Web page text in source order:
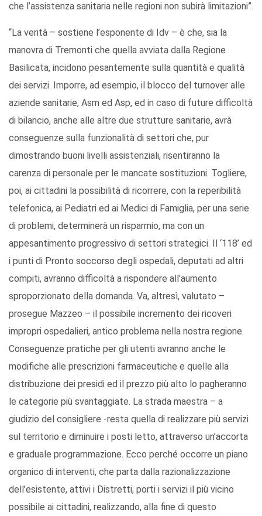
che l’assistenza sanitaria nelle regioni non subirà limitazioni”.
“La verità – sostiene l’esponente di Idv – è che, sia la
manovra di Tremonti che quella avviata dalla Regione
Basilicata, incidono pesantemente sulla quantità e qualità
dei servizi. Imporre, ad esempio, il blocco del turnover alle
aziende sanitarie, Asm ed Asp, ed in caso di future difficoltà
di bilancio, anche alle altre due strutture sanitarie, avrà
conseguenze sulla funzionalità di settori che, pur
dimostrando buoni livelli assistenziali, risentiranno la
carenza di personale per le mancate sostituzioni. Togliere,
poi, ai cittadini la possibilità di ricorrere, con la reperibilità
telefonica, ai Pediatri ed ai Medici di Famiglia, per una serie
di problemi, determinerà un risparmio, ma con un
appesantimento progressivo di settori strategici. Il ‘118’ ed
i punti di Pronto soccorso degli ospedali, deputati ad altri
compiti, avranno difficoltà a rispondere all’aumento
sproporzionato della domanda. Va, altresì, valutato –
prosegue Mazzeo – il possibile incremento dei ricoveri
impropri ospedalieri, antico problema nella nostra regione.
Conseguenze pratiche per gli utenti avranno anche le
modifiche alle prescrizioni farmaceutiche e quelle alla
distribuzione dei presidi ed il prezzo più alto lo pagheranno
le categorie più svantaggiate. La strada maestra – a
giudizio del consigliere -resta quella di realizzare più servizi
sul territorio e diminuire i posti letto, attraverso un’accorta
e graduale programmazione. Ecco perché occorre un piano
organico di interventi, che parta dalla razionalizzazione
dell’esistente, attivi i Distretti, porti i servizi il più vicino
possibile ai cittadini, realizzando, alla fine di questo